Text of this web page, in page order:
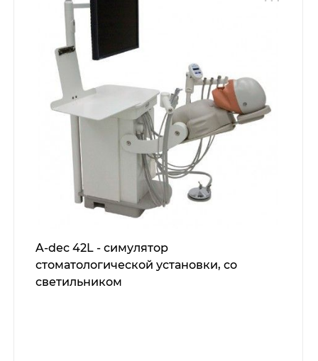
A-dec 42L - симулятор
стоматологической установки, со
светильником